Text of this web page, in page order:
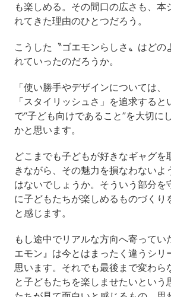
も楽しめる。その間口の広さも、本
れてきた理由のひとつだろう。
こうした〝ゴエモンらしさ〟はどの
れていったのだろうか。
「使い勝手やデザインについては
「スタイリッシュさ」を追求すると
で“子ども向けであること”を大切に
かと思います。
どこまでも子どもが好きなギャグを
きながら、その魅力を損なわないよ
はないでしょうか。そういう部分を
に子どもたちが楽しめるものづくり
と感じます。
もし途中でリアルな方向へ寄ってい
エモン』は今とはまったく違うシリ
思います。それでも最後まで変わら
と子どもたちを楽しませたいという